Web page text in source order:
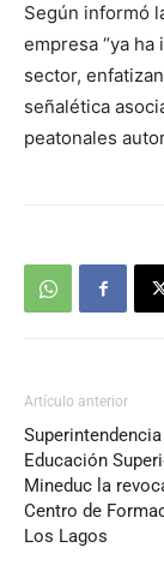
Según informó
empresa “ya
sector,
señalética
peatonales
Artículo anterior
Educación
Mineduc la
Centro de
Los Lagos